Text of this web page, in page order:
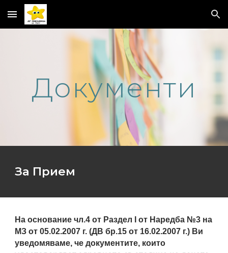
Skip to main content Skip to navigation
Документи
За Прием
На основание чл.4 от Раздел І от Наредба №3 на
МЗ от 05.02.2007 г. (ДВ бр.15 от 16.02.2007 г.) Ви
уведомяваме, че документите, които